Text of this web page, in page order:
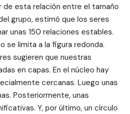
de esta relación entre el tamaño
grupo, estimó que los seres
unas 150 relaciones estables.
se limita a la figura redonda.
sugieren que nuestras
en capas. En el núcleo hay
cercanas. Luego unas
Posteriormente, unas
Y, por último, un círculo